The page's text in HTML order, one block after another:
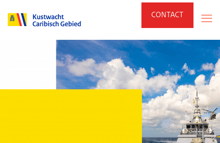
CONTACT